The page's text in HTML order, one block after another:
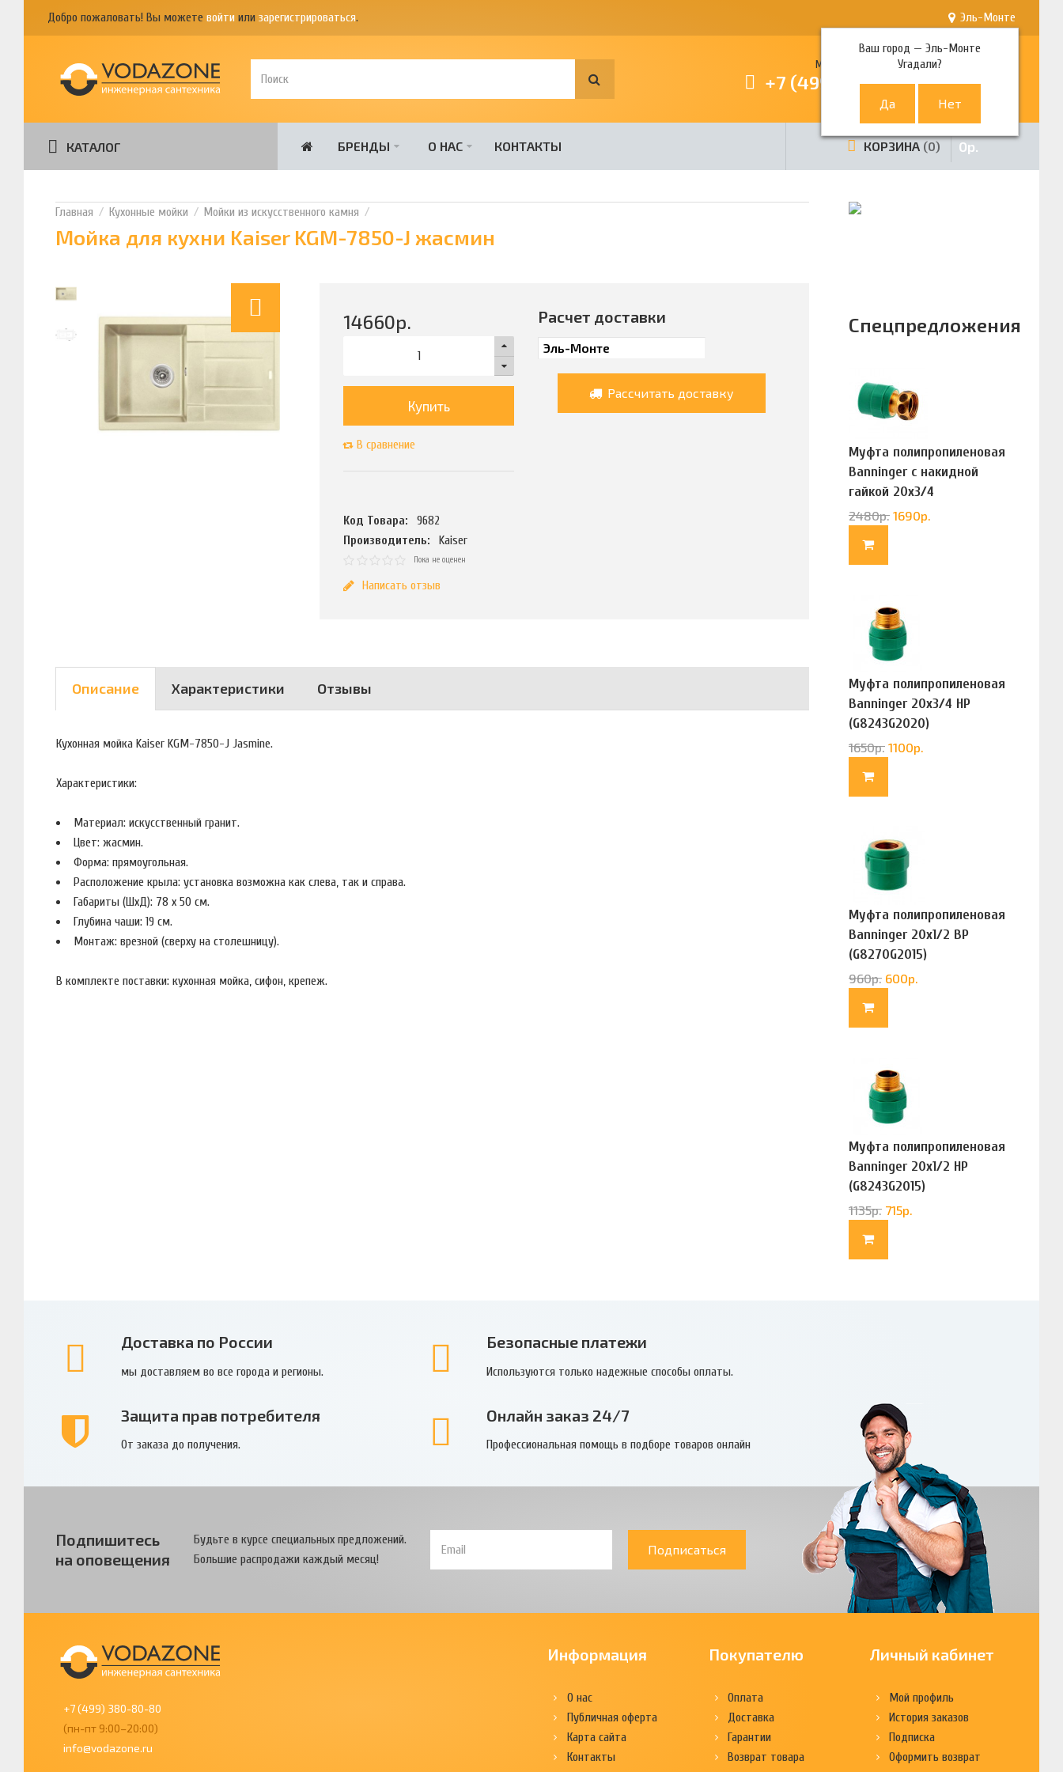
Добро пожаловать! Вы можете войти или зарегистрироваться. Эль-Монте
Ваш город —Эль-Монте
Угадали?
Многоканальный телефон
+7 (499) 380-80-80
КАТАЛОГ БРЕНДЫ О НАС КОНТАКТЫ КОРЗИНА 0 0р.
Кухонные мойки Мойки из искусственного камня
Мойка для кухни Kaiser KGM-7850-J жасмин
14660р.
Купить
В сравнение
Код Товара:
9682
Производитель:
Kaiser
Пока не оценен
Написать отзыв
Расчет доставки
Рассчитать доставку
Описание Характеристики Отзывы
Кухонная мойка Kaiser KGM-7850-J Jasmine.
Характеристики:
Материал: искусственный гранит.
Цвет: жасмин.
Форма: прямоугольная.
Расположение крыла: установка возможна как слева, так и справа.
Габариты (ШхД): 78 x 50 см.
Глубина чаши: 19 см.
Монтаж: врезной (сверху на столешницу).
В комплекте поставки: кухонная мойка, сифон, крепеж.
Спецпредложения
Муфта полипропиленовая
Banninger с накидной
гайкой 20х3/4
(G83322020)
2480р. 1690р.
Муфта полипропиленовая
Banninger 20х3/4 НР
(G8243G2020)
1650р. 1100р.
Муфта полипропиленовая
Banninger 20х1/2 ВР
(G8270G2015)
960р. 600р.
Муфта полипропиленовая
Banninger 20х1/2 НР
(G8243G2015)
1135р. 715р.
Доставка по России
мы доставляем во все города и регионы.
Безопасные платежи
Используются только надежные способы оплаты.
Защита прав потребителя
От заказа до получения.
Онлайн заказ 24/7
Профессиональная помощь в подборе товаров онлайн
Подпишитесь
на оповещения
Будьте в курсе специальных предложений.
Большие распродажи каждый месяц!
Подписаться
+7 (499) 380-80-80
(пн-пт 9:00–20:00)
info@vodazone.ru
Информация
О нас
Публичная оферта
Карта сайта
Контакты
Покупателю
Оплата
Доставка
Гарантии
Возврат товара
Личный кабинет
Мой профиль
История заказов
Подписка
Оформить возврат